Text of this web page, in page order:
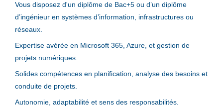
Vous disposez d'un diplôme de Bac+5 ou d’un diplôme
d’ingénieur en systèmes d’information, infrastructures ou
réseaux.
Expertise avérée en Microsoft 365, Azure, et gestion de
projets numériques.
Solides compétences en planification, analyse des besoins et
conduite de projets.
Autonomie, adaptabilité et sens des responsabilités.